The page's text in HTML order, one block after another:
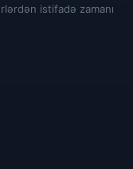
istifadə zamanı